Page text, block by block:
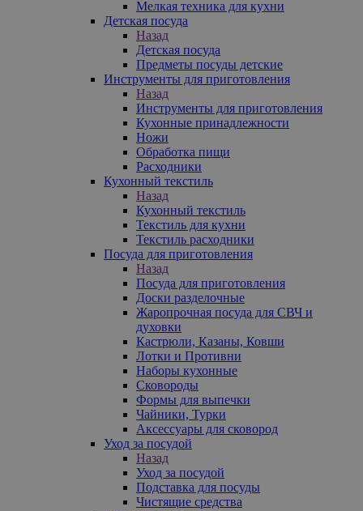
Мелкая техника для кухни
Детская посуда
Назад
Детская посуда
Предметы посуды детские
Инструменты для приготовления
Назад
Инструменты для приготовления
Кухонные принадлежности
Ножи
Обработка пищи
Расходники
Кухонный текстиль
Назад
Кухонный текстиль
Текстиль для кухни
Текстиль расходники
Посуда для приготовления
Назад
Посуда для приготовления
Доски разделочные
Жаропрочная посуда для СВЧ и
духовки
Кастрюли, Казаны, Ковши
Лотки и Противни
Наборы кухонные
Сковороды
Формы для выпечки
Чайники, Турки
Аксессуары для сковород
Уход за посудой
Назад
Уход за посудой
Подставка для посуды
Чистящие средства